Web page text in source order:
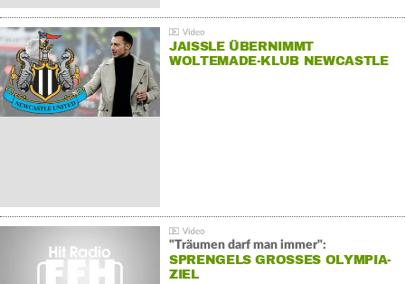
JAISSLE ÜBERNIMMT
WOLTEMADE-KLUB NEWCASTLE
"Träumen darf man immer":
SPRENGELS GROSSES OLYMPIA-Z
IEL